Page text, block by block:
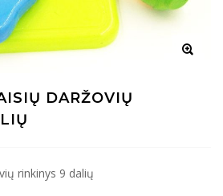
DARŽOVIŲ
rinkinys 9 dalių